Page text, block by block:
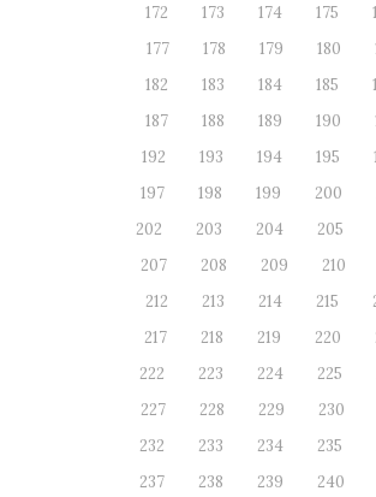
172
173 174 175
177
178 179 180
182
183 184 185
187
188 189 190
192
193 194 195
197
198 199 200
202
203 204 205
207
208 209 210
212
213 214 215
217
218 219 220
222
223 224 225
227
228 229 230
232
233 234 235
237
238 239 240